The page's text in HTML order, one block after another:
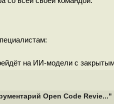
на ИИ-модели с
Open Code Revie..."